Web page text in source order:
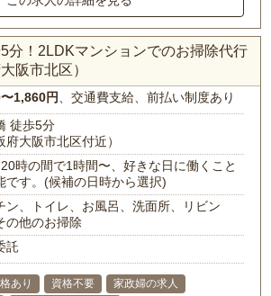
分！2LDKマンションでのお掃除代行
阪市北区）
1,860円 、交通費支給、前払い制度あり
徒歩5分
府大阪市北区付近）
時の間で1時間〜、好きな日に働くこと
です。(候補の日時から選択)
ン、トイレ、お風呂、洗面所、リビン
の他のお掃除
託
あり 資格不要
家政婦の求人